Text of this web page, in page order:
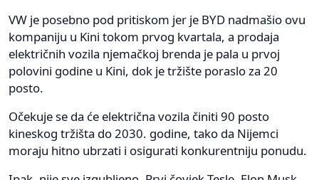
VW je posebno pod pritiskom jer je BYD nadmašio ovu
kompaniju u Kini tokom prvog kvartala, a prodaja
električnih vozila njemačkoj brenda je pala u prvoj
polovini godine u Kini, dok je tržište poraslo za 20
posto.
Očekuje se da će električna vozila činiti 90 posto
kineskog tržišta do 2030. godine, tako da Nijemci
moraju hitno ubrzati i osigurati konkurentniju ponudu.